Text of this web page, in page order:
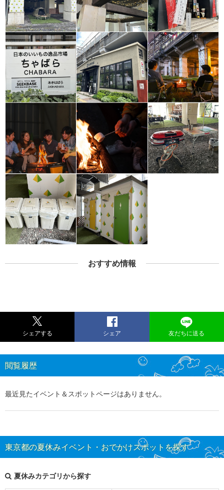
おすすめ情報
シェアする シェア 友だちに送る
閲覧履歴
最近見たイベント＆スポットページはありません。
東京都の夏休みイベント・おでかけスポットを探す
夏休みカテゴリから探す